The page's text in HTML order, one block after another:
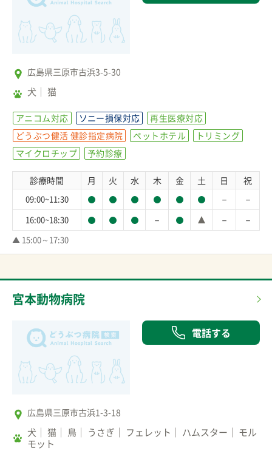
広島県三原市古浜3-5-30
犬 猫
アニコム対応 ソニー損保対応
再生医療対応
どうぶつ健活 健診指定病院
ペットホテル
トリミング
マイクロチップ
予約診療
診療時間 月 火 水 木 金 土 日 祝
09:00~11:30 － －
16:00~18:30 － － －
▲ 15:00～17:30
宮本動物病院
電話する
広島県三原市古浜1-3-18
犬 猫 鳥 うさぎ フェレット ハムスター
モル
モット